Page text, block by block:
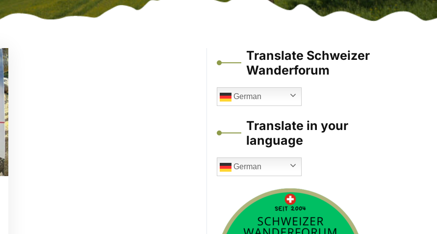
Translate Schweizer
Wanderforum
German
Translate in your
language
German